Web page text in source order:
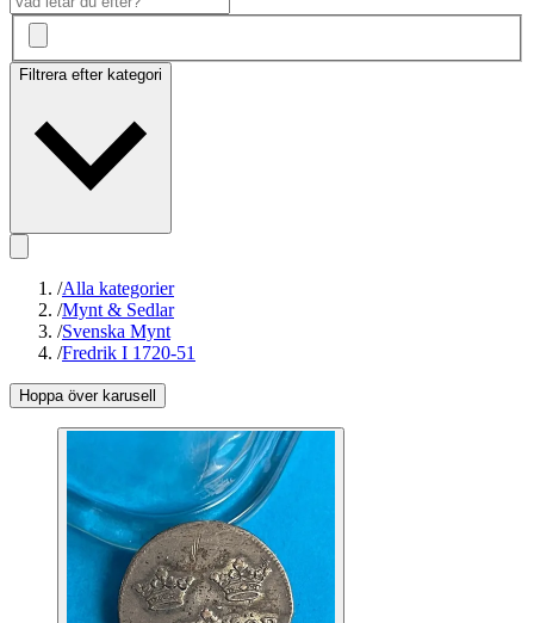
Filtrera efter kategori
/Alla kategorier
/Mynt & Sedlar
/Svenska Mynt
/Fredrik I 1720-51
Hoppa över karusell